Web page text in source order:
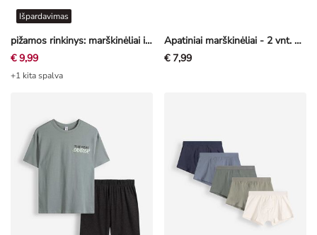
pižamos rinkinys: marškinėliai ir šortai - Raštų mišinys - įvairių spalvų
Išpardavimas
€ 9,99
+1 kita spalva
Apatiniai marškinėliai - 2 vnt. pakuotė
€ 7,99